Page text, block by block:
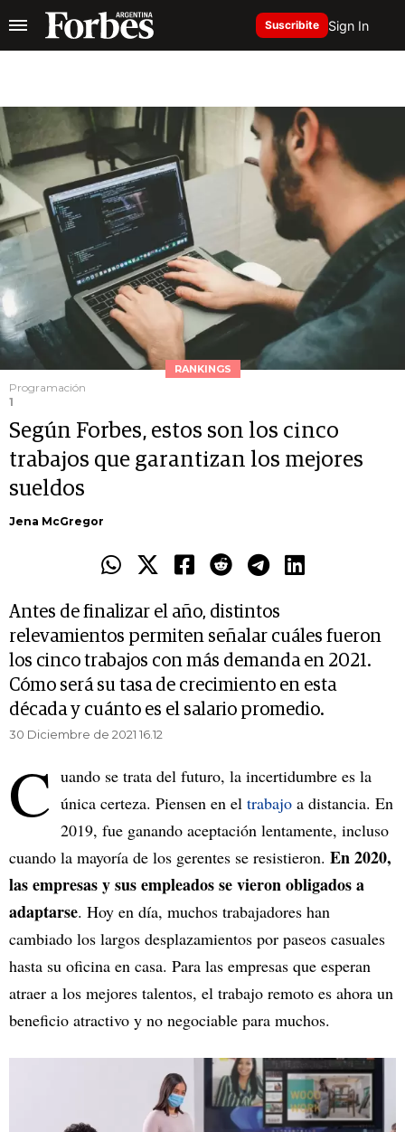
Suscribite Sign In
RANKINGS
Programación
1
Según Forbes, estos son los cinco
trabajos que garantizan los mejores
sueldos
Jena McGregor
Antes de finalizar el año, distintos
relevamientos permiten señalar cuáles fueron
los cinco trabajos con más demanda en 2021.
Cómo será su tasa de crecimiento en esta
década y cuánto es el salario promedio.
30 Diciembre de 2021 16.12
C uando se trata del futuro, la incertidumbre es la
única certeza. Piensen en el trabajo a distancia. En
2019, fue ganando aceptación lentamente, incluso
cuando la mayoría de los gerentes se resistieron. En 2020,
las empresas y sus empleados se vieron obligados a
adaptarse. Hoy en día, muchos trabajadores han
cambiado los largos desplazamientos por paseos casuales
hasta su oficina en casa. Para las empresas que esperan
atraer a los mejores talentos, el trabajo remoto es ahora un
beneficio atractivo y no negociable para muchos.